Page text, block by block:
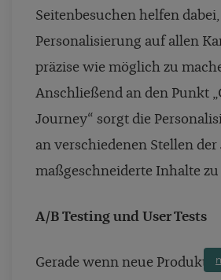
Seitenbesuchen helfen dabei,
Personalisierung auf allen
präzise wie möglich zu
Anschließend an den Punkt
Journey“ sorgt die
an verschiedenen Stellen
maßgeschneiderte Inhalte
A/B Testing und User Tests
Gerade wenn neue Produkte